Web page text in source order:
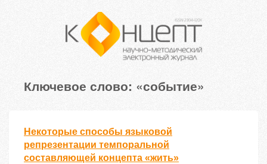
Ключевое слово: «событие»
Некоторые способы языковой
репрезентации темпоральной
составляющей концепта «жить»